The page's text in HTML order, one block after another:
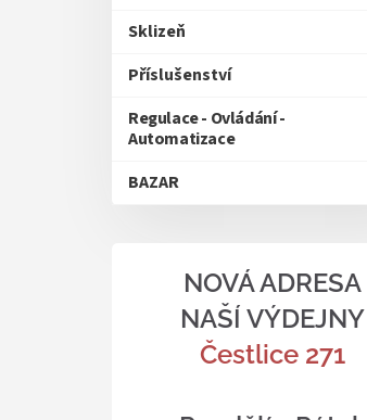
Sklizeň
Příslušenství
Regulace - Ovládání -
Automatizace
BAZAR
NOVÁ ADRESA
NAŠÍ VÝDEJNY
Čestlice 271